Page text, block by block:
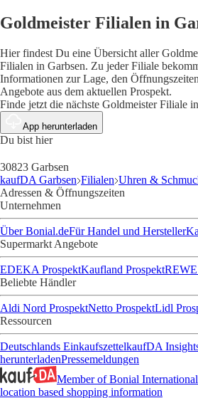
Goldmeister Filialen in
Hier findest Du eine Übersicht aller
Filialen in Garbsen. Zu jeder Filiale
Informationen zur Lage, den
Angebote aus dem aktuellen Prospekt.
Finde jetzt die nächste Goldmeister Filiale
App herunterladen
Du bist hier
30823 Garbsen
kaufDA Garbsen Filialen Uhren &
Adressen & Öffnungszeiten
Unternehmen
Über Bonial.deFür Handel und Hersteller
Supermarkt Angebote
EDEKA ProspektKaufland Prospekt
Beliebte Händler
Aldi Nord ProspektNetto ProspektLidl
Ressourcen
Deutschlands EinkaufszettelkaufDA
herunterladenPressemeldungen
Member of Bonial
location based shopping information